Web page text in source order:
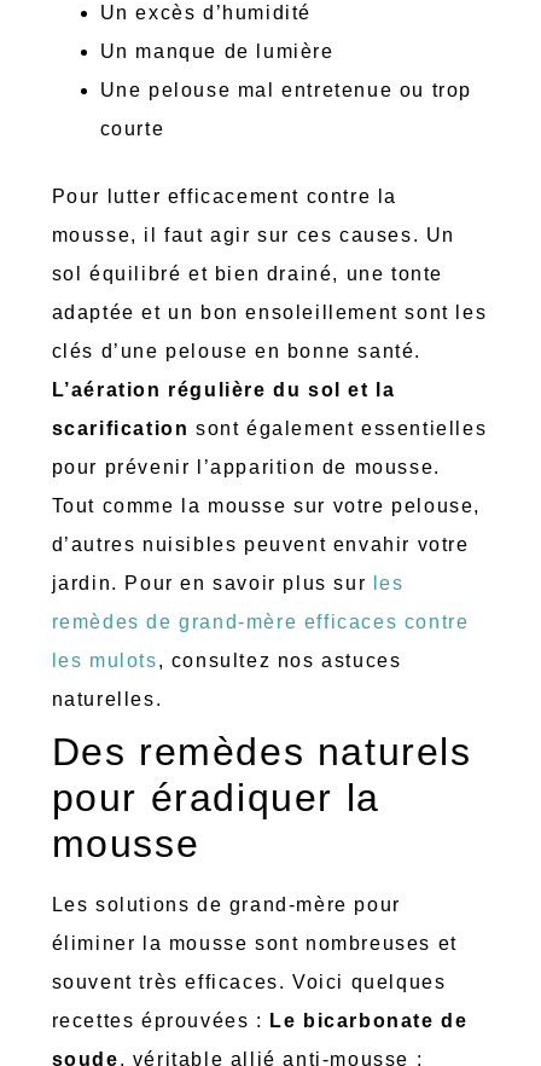
Un excès d’humidité
Un manque de lumière
Une pelouse mal entretenue ou trop
courte
Pour lutter efficacement contre la
mousse, il faut agir sur ces causes. Un
sol équilibré et bien drainé, une tonte
adaptée et un bon ensoleillement sont les
clés d’une pelouse en bonne santé.
L’aération régulière du sol et la
scarification sont également essentielles
pour prévenir l’apparition de mousse.
Tout comme la mousse sur votre pelouse,
d’autres nuisibles peuvent envahir votre
jardin. Pour en savoir plus sur
les
remèdes de grand-mère efficaces contre
les mulots, consultez nos astuces
naturelles.
Des remèdes naturels
pour éradiquer la
mousse
Les solutions de grand-mère pour
éliminer la mousse sont nombreuses et
souvent très efficaces. Voici quelques
recettes éprouvées :
Le bicarbonate de
soude, véritable allié anti-mousse :